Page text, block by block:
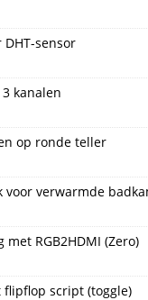
DHT-sensor
3 kanalen
op ronde teller
voor verwarmde
RGB2HDMI (Zero)
flipflop script (toggle)